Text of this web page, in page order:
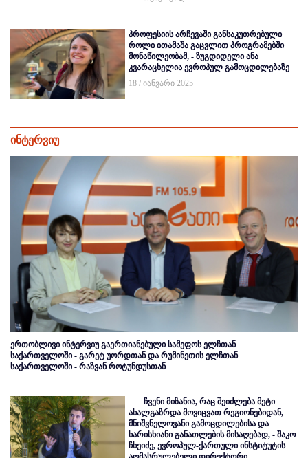
პროფესიის არჩევაში განსაკუთრებული
როლი ითამაშა გაცვლით პროგრამებში
მონაწილეობამ, - ზუგდიდელი ანა
კვარაცხელია ევროპულ გამოცდილებაზე
18 / იანვარი 2025
ინტერვიუ
ერთობლივი ინტერვიუ გაერთიანებული სამეფოს ელჩთან
საქართველოში - გარეტ უორდთან და რუმინეთის ელჩთან
საქართველოში - რაზვან როტუნდუსთან
ჩვენი მიზანია, რაც შეიძლება მეტი
ახალგაზრდა მოვიცვათ რეგიონებიდან,
მნიშვნელოვანი გამოცდილებისა და
ხარისხიანი განათლების მისაღებად, - შაკო
ჩხეიძე, ევროპულ-ქართული ინსტიტუტის